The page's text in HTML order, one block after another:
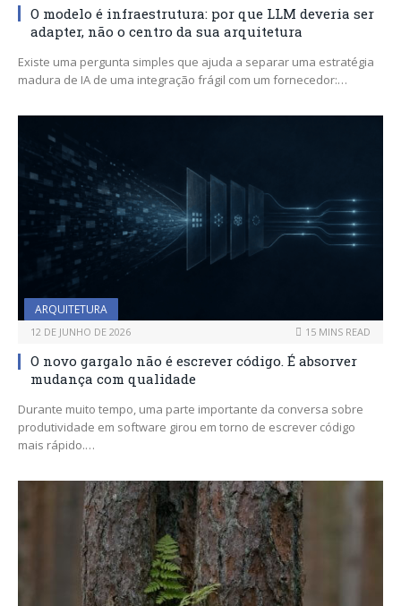
O modelo é infraestrutura: por que LLM deveria ser
adapter, não o centro da sua arquitetura
Existe uma pergunta simples que ajuda a separar uma estratégia
madura de IA de uma integração frágil com um fornecedor:…
ARQUITETURA
12 DE JUNHO DE 2026 15 MINS READ
O novo gargalo não é escrever código. É absorver
mudança com qualidade
Durante muito tempo, uma parte importante da conversa sobre
produtividade em software girou em torno de escrever código
mais rápido.…